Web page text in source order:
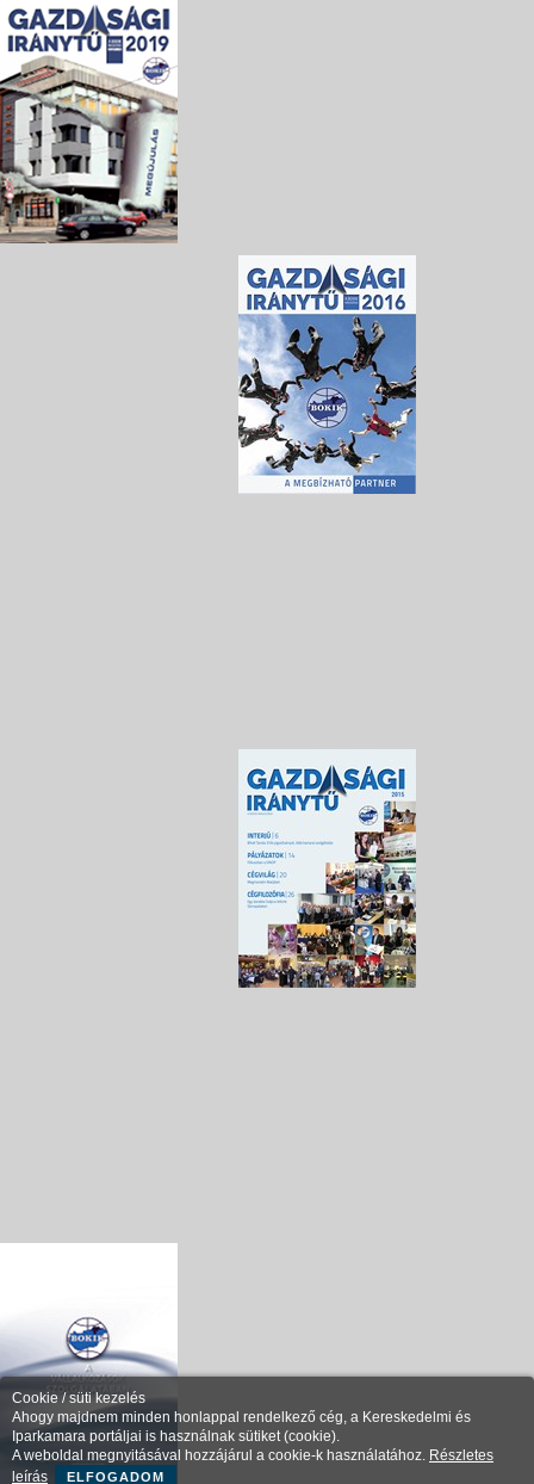
Cookie / süti kezelés
Ahogy majdnem minden honlappal rendelkező cég, a Kereskedelmi és
Iparkamara portáljai is használnak sütiket (cookie).
A weboldal megnyitásával hozzájárul a cookie-k használatához. Részletes
leírás
ELFOGADOM